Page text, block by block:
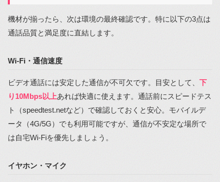
機材が揃ったら、次は環境の最終確認です。特に以下の3点は
通話品質と満足度に直結します。
Wi-Fi・通信速度
ビデオ通話には安定した通信が不可欠です。目安として、 下
り10Mbps以上あれば快適に使えます。通話前にスピードテス
ト（speedtest.netなど）で確認しておくと安心。モバイルデ
ータ（4G/5G）でも利用可能ですが、通信が不安定な場所で
は自宅Wi-Fiを優先しましょう。
イヤホン・マイク